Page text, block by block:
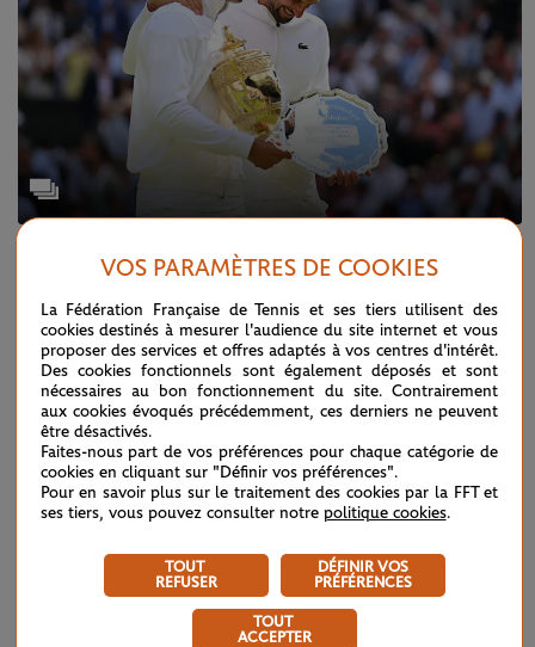
WIMBLEDON SAMEDI 20 JUILLET 2024
VOS PARAMÈTRES DE COOKIES
La Fédération Française de Tennis et ses tiers utilisent des
cookies destinés à mesurer l'audience du site internet et vous
proposer des services et offres adaptés à vos centres d'intérêt.
Des cookies fonctionnels sont également déposés et sont
nécessaires au bon fonctionnement du site. Contrairement
aux cookies évoqués précédemment, ces derniers ne peuvent
être désactivés.
Faites-nous part de vos préférences pour chaque catégorie de
cookies en cliquant sur "Définir vos préférences".
Pour en savoir plus sur le traitement des cookies par la FFT et
ses tiers, vous pouvez consulter notre politique cookies.
TOUT
REFUSER
DÉFINIR VOS
PRÉFÉRENCES
TOUT
ACCEPTER